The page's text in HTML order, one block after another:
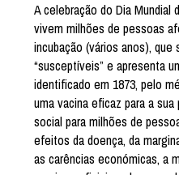
A celebração do Dia
vivem milhões de pessoas
incubação (vários anos),
“susceptíveis” e apresenta
identificado em 1873, pelo
uma vacina eficaz para a
social para milhões de
efeitos da doença, da
as carências económicas, a